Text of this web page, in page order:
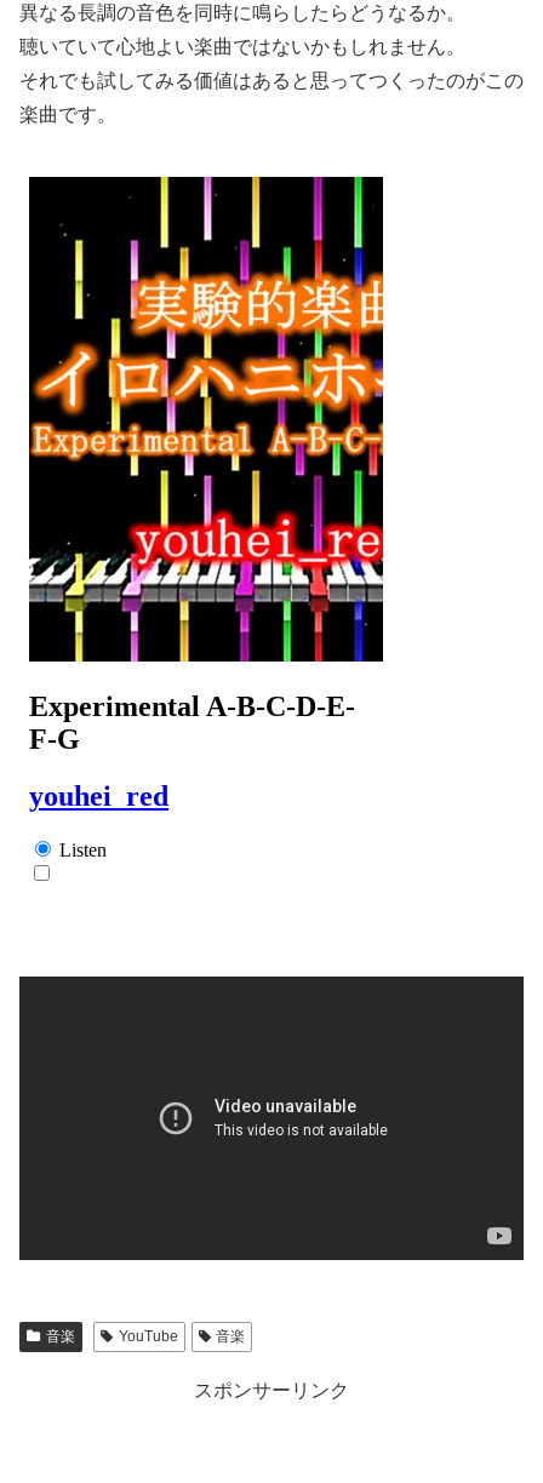
異なる長調の音色を同時に鳴らしたらどうなるか。
聴いていて心地よい楽曲ではないかもしれません。
それでも試してみる価値はあると思ってつくったのがこの
楽曲です。
音楽 YouTube 音楽
スポンサーリンク